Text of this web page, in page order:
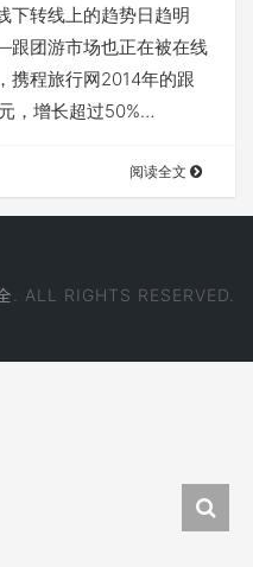
下转线上的趋势日趋明
团游市场也正在被在线
携程旅行网2014年的跟
，增长超过50%…
阅读全文
. ALL RIGHTS RESERVED.